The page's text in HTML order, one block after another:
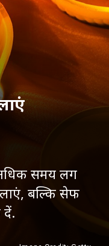
समय लग
बल्कि सेफ